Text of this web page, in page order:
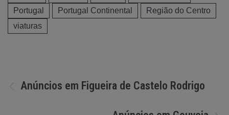
Portugal
Portugal Continental
Região do Centro
viaturas
Navegação
Anúncios em Figueira de Castelo Rodrigo